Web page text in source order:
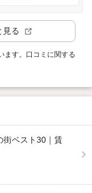
見る
ます。口コミに関する
街ベスト30｜賃